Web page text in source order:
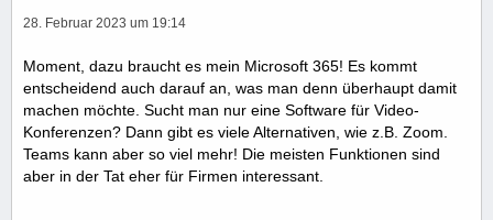
28. Februar 2023 um 19:14
Moment, dazu braucht es mein Microsoft 365! Es kommt
entscheidend auch darauf an, was man denn überhaupt damit
machen möchte. Sucht man nur eine Software für Video-
Konferenzen? Dann gibt es viele Alternativen, wie z.B. Zoom.
Teams kann aber so viel mehr! Die meisten Funktionen sind
aber in der Tat eher für Firmen interessant.